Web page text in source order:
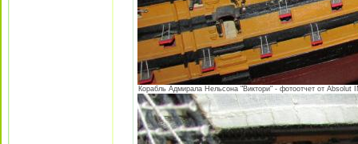
Корабль Адмирала Нельсона "Виктори" - фотоотчет от